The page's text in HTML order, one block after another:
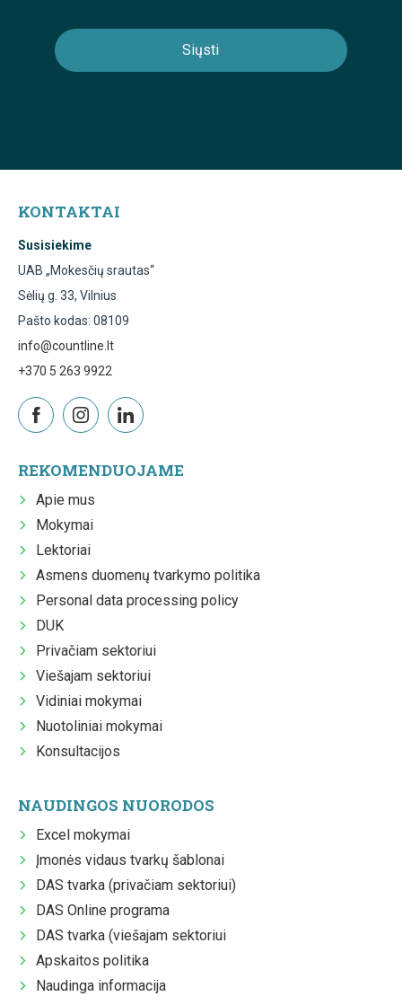
KONTAKTAI
Susisiekime
UAB „Mokesčių srautas“
Sėlių g. 33, Vilnius
Pašto kodas: 08109
info@countline.lt
+370 5 263 9922
REKOMENDUOJAME
Apie mus
Mokymai
Lektoriai
Asmens duomenų tvarkymo politika
Personal data processing policy
DUK
Privačiam sektoriui
Viešajam sektoriui
Vidiniai mokymai
Nuotoliniai mokymai
Konsultacijos
NAUDINGOS NUORODOS
Excel mokymai
Įmonės vidaus tvarkų šablonai
DAS tvarka (privačiam sektoriui)
DAS Online programa
DAS tvarka (viešajam sektoriui
Apskaitos politika
Naudinga informacija